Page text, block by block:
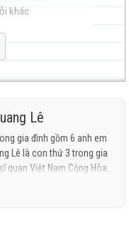
khác
gặp nhau
buồn Lê
gia đình gồm 6 anh em
Lê là con thứ 3 trong gia
quan Việt Nam Cộng Hòa.
Lê theo gia đình sang
Hiện nay Quang Lê sống